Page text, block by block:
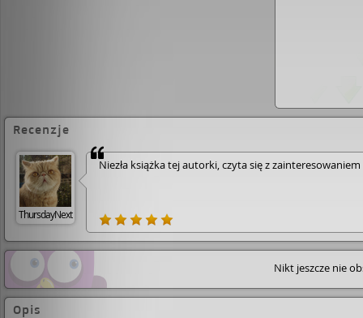
Recenzje
ThursdayNext
Niezła książka tej autorki, czyta się z zain­tere­sowa­niem­
Nikt jeszcze nie
Opis